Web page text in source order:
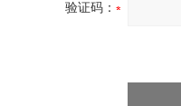
验证码：